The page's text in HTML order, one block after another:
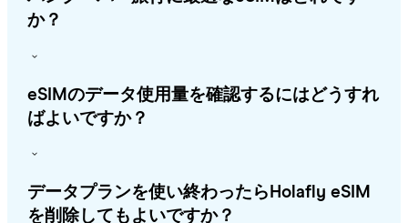
か？
eSIMのデータ使用量を確認するにはどうすれ
ばよいですか？
データプランを使い終わったらHolafly eSIM
を削除してもよいですか？